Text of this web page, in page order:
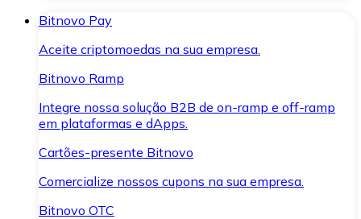
Bitnovo Pay
Aceite criptomoedas na sua empresa.
Bitnovo Ramp
Integre nossa solução B2B de on-ramp e off-ramp
em plataformas e dApps.
Cartões-presente Bitnovo
Comercialize nossos cupons na sua empresa.
Bitnovo OTC